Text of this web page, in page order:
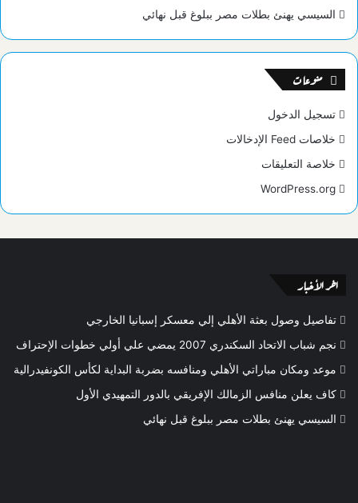
السيسي يهنئ بطلات مصر ببلوغ قبل نهائي
منوعات
تسجيل الدخول
خلاصات Feed الإدخالات
خلاصة التعليقات
WordPress.org
اخر الأخبار
تفاصيل وصول بعثة الأهلي إلي معسكر إسبانيا الخارجي
نجم شباب الاتحاد السكندري 2007 يمضي علي أولي خطوات الإحتراف
موعد ومكان مباراتي الأهلي ومنافسه بضربة البداية لكأس الكونفيدرالية
كاف يعلن منافس الزمالك الإفريقي بالدور التمهيدي الأول
السيسي يهنئ بطلات مصر ببلوغ قبل نهائي